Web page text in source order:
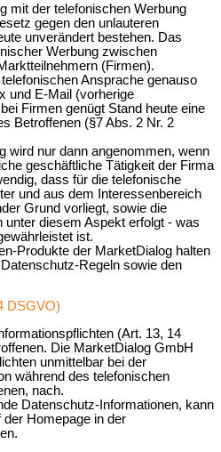
mit der telefonischen Werbung
gegen den unlauteren
unverändert bestehen. Das
Werbung zwischen
(Firmen).
Ansprache genauso
und E‐Mail (vorherige
Firmen genügt Stand heute eine
Betroffenen (§7 Abs. 2 Nr. 2
wird nur dann angenommen, wenn
geschäftliche Tätigkeit der Firma
dass für die telefonische
und aus dem Interessenbereich
Grund vorliegt, sowie die
diesem Aspekt erfolgt ‐ was
ist.
Produkte der MarketDialog halten
Regeln sowie den
DSGVO)
(Art. 13, 14
Die MarketDialog GmbH
unmittelbar bei der
während des telefonischen
nach.
Datenschutz-Informationen, kann
Homepage in der